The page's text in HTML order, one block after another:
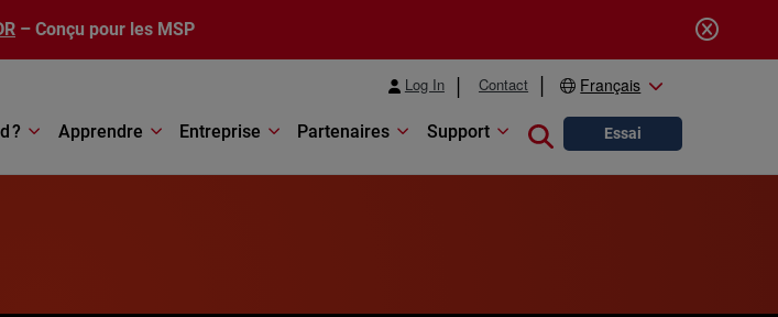
– Conçu pour les MSP
Log In Contact Français
? Apprendre Entreprise Partenaires Support Close search
Essai